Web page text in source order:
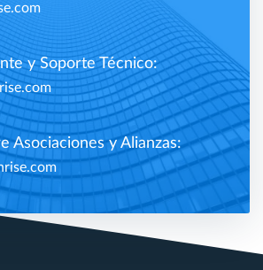
y Soporte Técnico:
Asociaciones y Alianzas: